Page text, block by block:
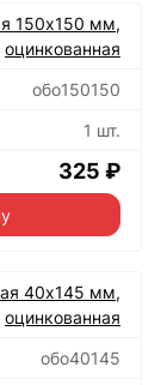
150х150 мм,
оцинкованная
обо150150
1 шт.
325 ₽
40х145 мм,
оцинкованная
обо40145